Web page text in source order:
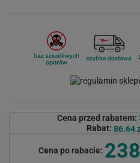
Cena przed rabatem:
Rabat: 86.64
Cena po rabacie: